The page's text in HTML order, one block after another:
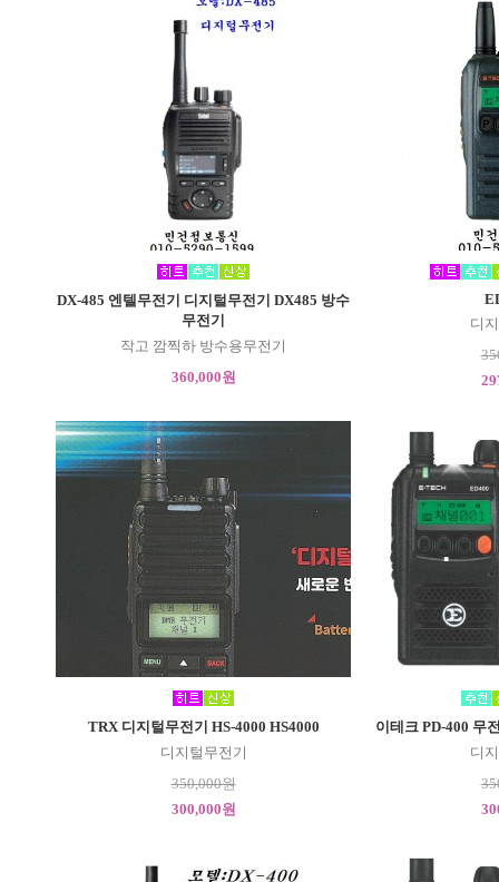
DX-485 엔텔무전기 디지털무전기 DX485 방수
무전기
작고 깜찍하 방수용무전기
360,000원
디
TRX 디지털무전기 HS-4000 HS4000
디지털무전기
350,000원
300,000원
이테크 PD-400 무
디